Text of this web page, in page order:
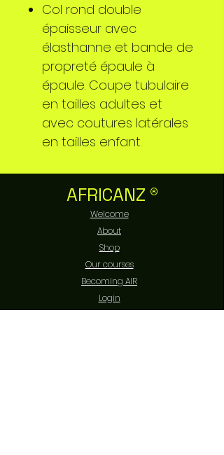
Col rond double
épaisseur avec
élasthanne et bande de
propreté épaule à
épaule. Coupe tubulaire
en tailles adultes et
avec coutures latérales
en tailles enfant.
AFRICANZ ®
Welcome
About
Shop
Our courses
Becoming AIR
Login